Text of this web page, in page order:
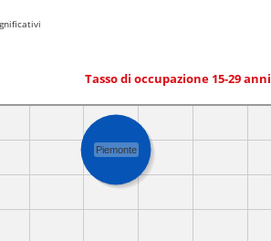
Tasso di occupazione 15-29 anni
Piemonte